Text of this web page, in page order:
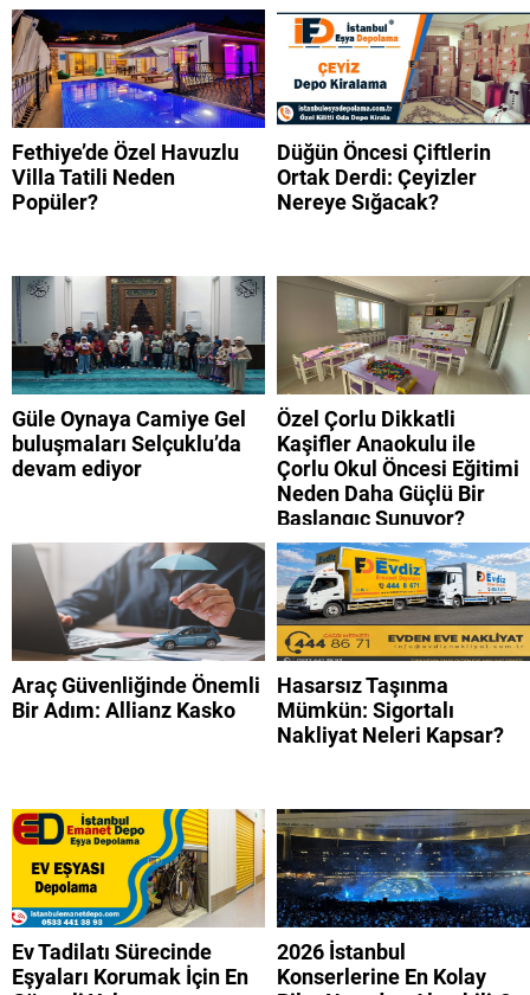
Fethiye’de Özel Havuzlu
Villa Tatili Neden
Popüler?
Düğün Öncesi Çiftlerin
Ortak Derdi: Çeyizler
Nereye Sığacak?
Güle Oynaya Camiye Gel
buluşmaları Selçuklu’da
devam ediyor
Özel Çorlu Dikkatli
Kaşifler Anaokulu ile
Çorlu Okul Öncesi Eğitimi
Neden Daha Güçlü Bir
Başlangıç Sunuyor?
Araç Güvenliğinde Önemli
Bir Adım: Allianz Kasko
Hasarsız Taşınma
Mümkün: Sigortalı
Nakliyat Neleri Kapsar?
Ev Tadilatı Sürecinde
Eşyaları Korumak İçin En
2026 İstanbul
Konserlerine En Kolay